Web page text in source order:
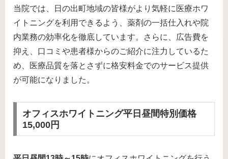
当院では、日の出町地域の皆様がより気軽に医療ホワ
イトニングを利用できるよう、薬剤の一括仕入れや院
内業務の効率化を徹底しています。さらに、広告費を
抑え、口コミや患者様からのご紹介に注力しているた
め、医療品質を落とさずに格安料金でのサービス提供
が可能になりました。
オフィスホワイトニング平日昼間特別価格
15,000円